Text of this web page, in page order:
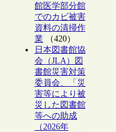
館医学部分館
でのカビ被害
資料の清掃作
業（420）
日本図書館協
会（JLA）図
書館災害対策
委員会、「災
害等により被
災した図書館
等への助成
（2026年